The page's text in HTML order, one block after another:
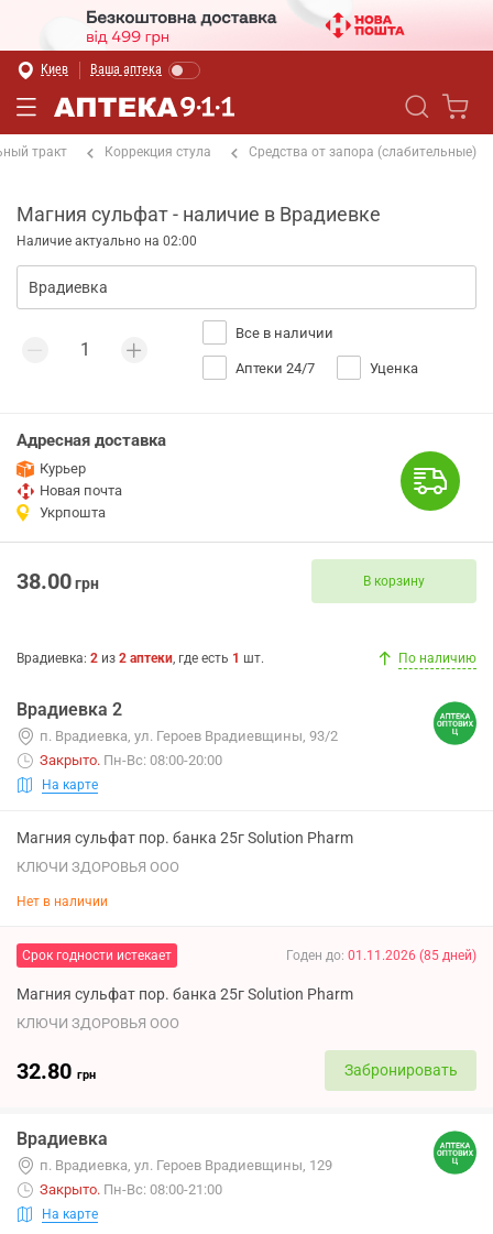
Киев Ваша аптека
тракт Коррекция стула Средства от запора (слабительные)
Магния сульфат - наличие в Врадиевке
Наличие актуально на 02:00
Все в наличии
Аптеки 24/7 Уценка
Адресная доставка
Курьер
Новая почта
Укрпошта
38.00грн В корзину
Врадиевка: 2 из 2 аптеки, где есть 1 шт. По наличию
Врадиевка 2
п. Врадиевка, ул. Героев Врадиевщины, 93/2
Закрыто. Пн-Вс: 08:00-20:00
На карте
Магния сульфат пор. банка 25г Solution Pharm
КЛЮЧИ ЗДОРОВЬЯ ООО
Нет в наличии
Срок годности истекает Годен до: 01.11.2026 (85 дней)
Магния сульфат пор. банка 25г Solution Pharm
КЛЮЧИ ЗДОРОВЬЯ ООО
32.80 грн Забронировать
Врадиевка
п. Врадиевка, ул. Героев Врадиевщины, 129
Закрыто. Пн-Вс: 08:00-21:00
На карте